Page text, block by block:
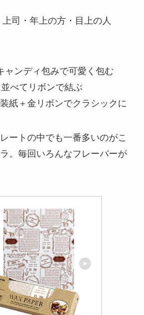
上司・年上の方・目上の人
ャンディ包みで可愛く包む
べてリボンで結ぶ
紙＋金リボンでクラシックに
ートの中でも一番多いのがこ
。毎回いろんなフレーバーが